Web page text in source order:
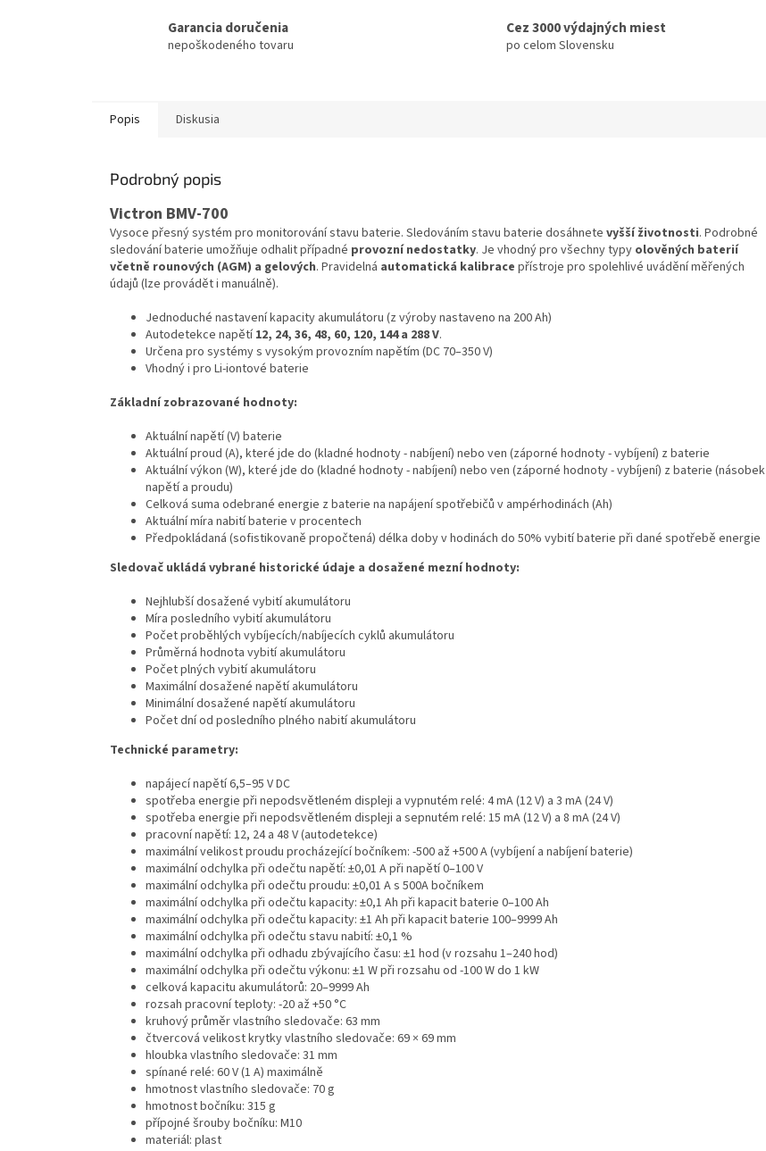
Garancia doručenia
nepoškodeného tovaru
Cez 3000 výdajných miest
po celom Slovensku
Popis Diskusia
Podrobný popis
Victron BMV-700
Vysoce přesný systém pro monitorování stavu baterie. Sledováním stavu baterie dosáhnete vyšší životnosti. Podrobné
sledování baterie umožňuje odhalit případné provozní nedostatky. Je vhodný pro všechny typy olověných baterií
včetně rounových (AGM) a gelových. Pravidelná automatická kalibrace přístroje pro spolehlivé uvádění měřených
údajů (lze provádět i manuálně).
Jednoduché nastavení kapacity akumulátoru (z výroby nastaveno na 200 Ah)
Autodetekce napětí12, 24, 36, 48, 60, 120, 144 a 288 V.
Určena pro systémy s vysokým provozním napětím (DC 70–350 V)
Vhodný i pro Li-iontové baterie
Základní zobrazované hodnoty:
Aktuální napětí (V) baterie
Aktuální proud (A), které jde do (kladné hodnoty - nabíjení) nebo ven (záporné hodnoty - vybíjení) z baterie
Aktuální výkon (W), které jde do (kladné hodnoty - nabíjení) nebo ven (záporné hodnoty - vybíjení) z baterie (násobek
napětí a proudu)
Celková suma odebrané energie z baterie na napájení spotřebičů v ampérhodinách (Ah)
Aktuální míra nabití baterie v procentech
Předpokládaná (sofistikovaně propočtená) délka doby v hodinách do 50% vybití baterie při dané spotřebě energie
Sledovač ukládá vybrané historické údaje a dosažené mezní hodnoty:
Nejhlubší dosažené vybití akumulátoru
Míra posledního vybití akumulátoru
Počet proběhlých vybíjecích/nabíjecích cyklů akumulátoru
Průměrná hodnota vybití akumulátoru
Počet plných vybití akumulátoru
Maximální dosažené napětí akumulátoru
Minimální dosažené napětí akumulátoru
Počet dní od posledního plného nabití akumulátoru
Technické parametry:
napájecí napětí 6,5–95 V DC
spotřeba energie při nepodsvětleném displeji a vypnutém relé: 4 mA (12 V) a 3 mA (24 V)
spotřeba energie při nepodsvětleném displeji a sepnutém relé: 15 mA (12 V) a 8 mA (24 V)
pracovní napětí: 12, 24 a 48 V (autodetekce)
maximální velikost proudu procházející bočníkem: -500 až +500 A (vybíjení a nabíjení baterie)
maximální odchylka při odečtu napětí: ±0,01 A při napětí 0–100 V
maximální odchylka při odečtu proudu: ±0,01 A s 500A bočníkem
maximální odchylka při odečtu kapacity: ±0,1 Ah při kapacit baterie 0–100 Ah
maximální odchylka při odečtu kapacity: ±1 Ah při kapacit baterie 100–9999 Ah
maximální odchylka při odečtu stavu nabití: ±0,1 %
maximální odchylka při odhadu zbývajícího času: ±1 hod (v rozsahu 1–240 hod)
maximální odchylka při odečtu výkonu: ±1 W při rozsahu od -100 W do 1 kW
celková kapacitu akumulátorů: 20–9999 Ah
rozsah pracovní teploty: -20 až +50 °C
kruhový průměr vlastního sledovače: 63 mm
čtvercová velikost krytky vlastního sledovače: 69 × 69 mm
hloubka vlastního sledovače: 31 mm
spínané relé: 60 V (1 A) maximálně
hmotnost vlastního sledovače: 70 g
hmotnost bočníku: 315 g
přípojné šrouby bočníku: M10
materiál: plast